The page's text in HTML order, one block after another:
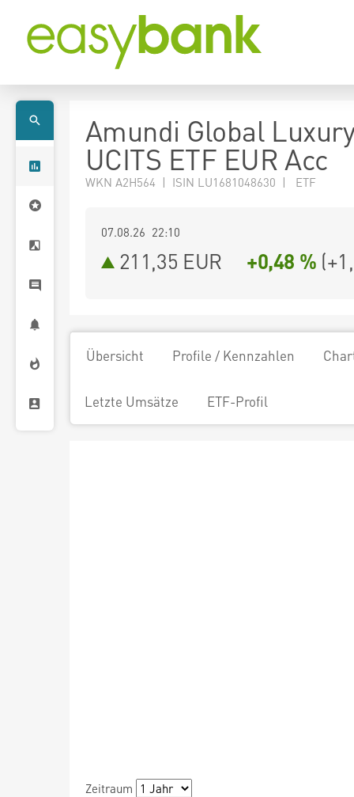
Amundi Global
UCITS ETF EUR Acc
WKN A2H564 | ISIN LU1681048630 | ETF
07.08.26 22:10
211,35 EUR +0,48 % (
Übersicht Profile / Kennzahlen
Letzte Umsätze ETF-Profil
Zeitraum